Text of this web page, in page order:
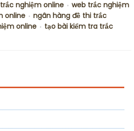
nghiệm online • web trắc nghiệm
online • ngân hàng đề thi trắc
online • tạo bài kiểm tra trắc